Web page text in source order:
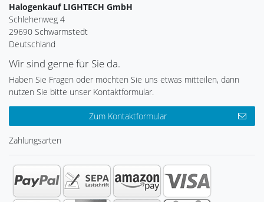
Halogenkauf LIGHTECH GmbH
Schlehenweg 4
29690 Schwarmstedt
Deutschland
Wir sind gerne für Sie da.
Haben Sie Fragen oder möchten Sie uns etwas mitteilen, dann
nutzen Sie bitte unser Kontaktformular.
Zum Kontaktformular
Zahlungsarten